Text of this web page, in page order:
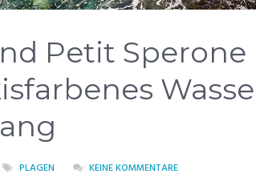
Petit
PLAGEN KEINE KOMMENTARE